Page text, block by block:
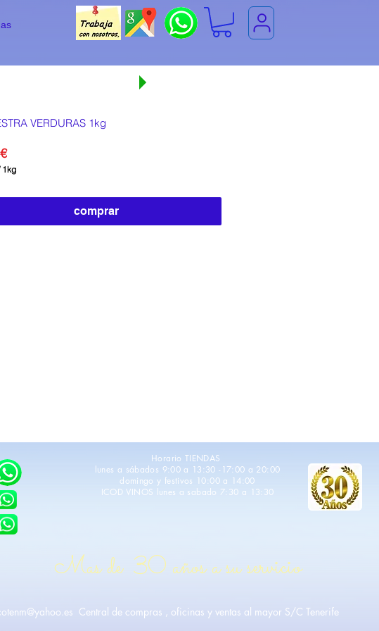
VERDURAS 1kg
Precio
1kg
comprar
Horario TIENDAS
lunes a sábados 9:00 a 13:30 -17:00 a 20:00
domingo y festivos 10:00 a 14:00
ICOD VINOS lunes a sabado 7:30 a 13:30
Mas de 30 años a su servicio
Central de compras , oficinas y ventas al mayor S/C Tenerife